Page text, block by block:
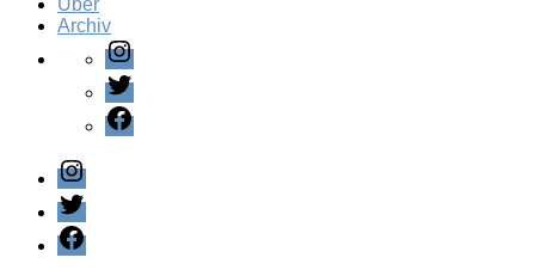
Über
Archiv
Instagram
Twitter
Facebook
Instagram
Twitter
Facebook